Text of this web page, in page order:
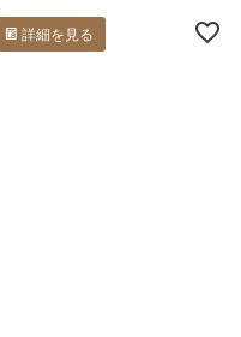
詳細を見る